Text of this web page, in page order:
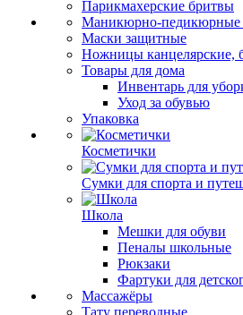
Парикмахерские бритвы
Маникюрно-педикюрные
Маски защитные
Ножницы канцелярские,
Товары для дома
Инвентарь для
Уход за обувью
Упаковка
Косметички
Сумки для спорта и
Школа
Мешки для обуви
Пеналы школьные
Рюкзаки
Фартуки для
Массажёры
Тату переводные